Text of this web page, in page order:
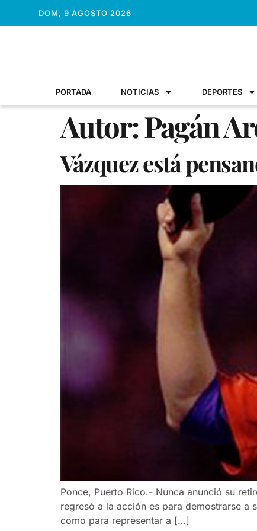
DOM, 9 AGOSTO 2026
PORTADA NOTICIAS DEPORTES
Autor:Pagán
Vázquez está
Ponce, Puerto Rico.- Nunca anunció su
regresó a la acción es para demostrarse
como para representar a […]